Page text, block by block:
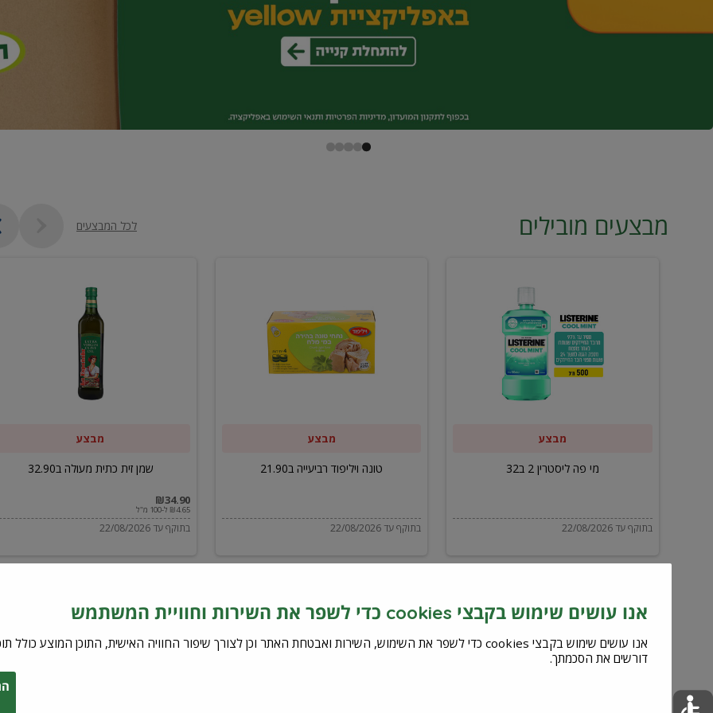
מבצעים מובילים לכל המבצעים
ליסטרין
מבצע
מי פה ליסטרין 2 ב32
בתוקף עד 22/08/2026
ויליפוד
רביעייה
מבצע
טונה ויליפוד רביעייה ב21.90
בתוקף עד 22/08/2026
מבצע
שמן זית כתית מעולה ב32.90
₪34.90
₪4.65 ל-100 מ"ל
בתוקף עד 22/08/2026
אנו עושים שימוש בקבצי cookies כדי לשפר את השירות וחוויית המשתמש
דורשים את הסכמתך.